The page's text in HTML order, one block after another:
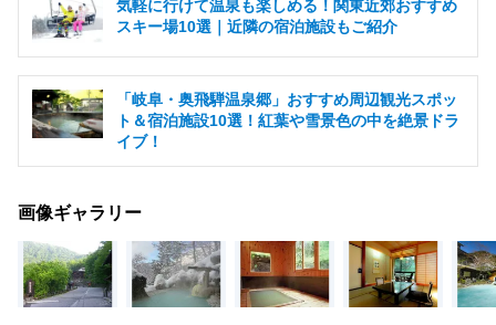
気軽に行けて温泉も楽しめる！関東近郊おすすめ
スキー場10選｜近隣の宿泊施設もご紹介
「岐阜・奥飛騨温泉郷」おすすめ周辺観光スポッ
ト＆宿泊施設10選！紅葉や雪景色の中を絶景ドラ
イブ！
画像ギャラリー